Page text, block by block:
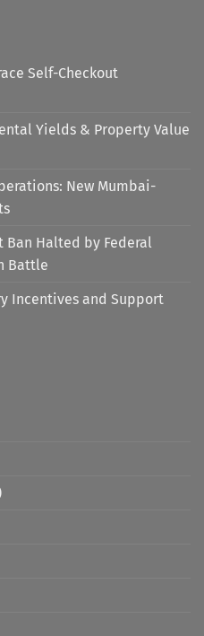
Self-Checkout
Yields & Property Value
New Mumbai-
Ban Halted by Federal
Battle
Incentives and Support